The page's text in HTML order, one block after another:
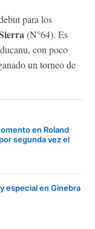
para los
(N°64). Es
con poco
un torneo de
en Roland
segunda vez el
especial en Ginebra